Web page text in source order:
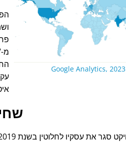
Google Analytics, 2023